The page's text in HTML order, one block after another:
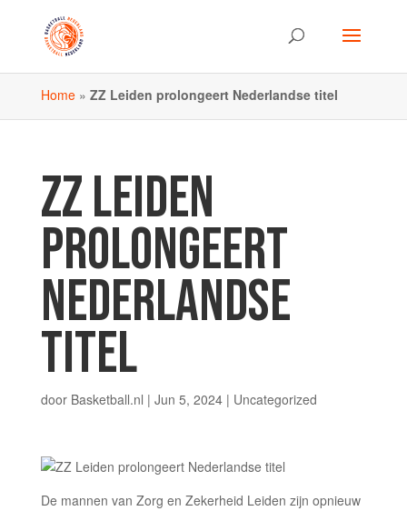
Home» ZZ Leiden prolongeert Nederlandse titel
ZZ LEIDEN
PROLONGEERT
NEDERLANDSE
TITEL
door Basketball.nl | Jun 5, 2024| Uncategorized
De mannen van Zorg en Zekerheid Leiden zijn opnieuw